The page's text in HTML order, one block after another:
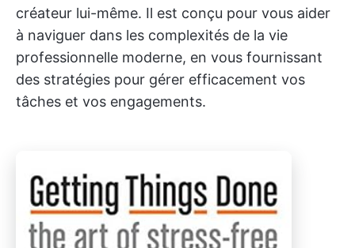
créateur lui-même. Il est conçu pour vous aider
à naviguer dans les complexités de la vie
professionnelle moderne, en vous fournissant
des stratégies pour gérer efficacement vos
tâches et vos engagements.